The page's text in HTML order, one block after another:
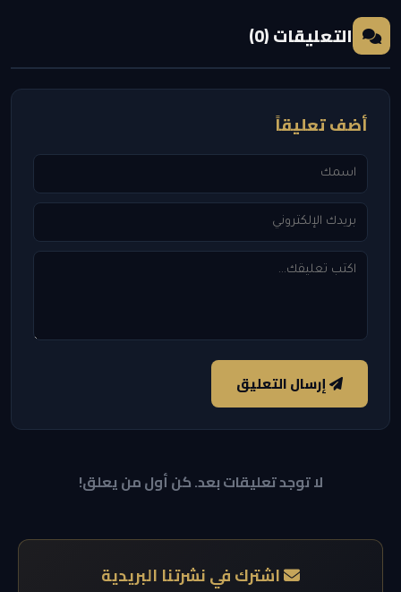
التعليقات (0)
أضف تعليقاً
إرسال التعليق
لا توجد تعليقات بعد. كن أول من يعلق!
اشترك في نشرتنا البريدية